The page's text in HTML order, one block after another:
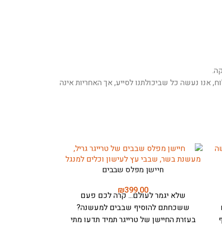
נעשה כל שביכולתנו לסייע, אך האחריות אינה
חיישן מפלס שבבים
₪399.00
שלא יגמר לעולם... קרה לכם פעם
ששכחתם להוסיף שבבים למעשנה?
בעזרת החיישן של טרייגר תמיד תדעו מתי